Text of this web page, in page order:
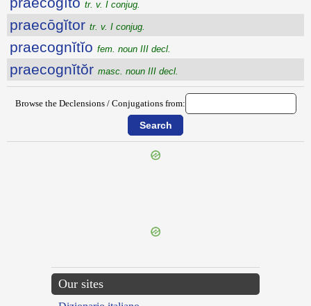
tr. v. I conjug.
praecōgĭtor tr. v. I conjug.
praecognĭtĭo fem. noun III decl.
praecognĭtŏr masc. noun III decl.
Browse the Declensions / Conjugations from:
Our sites